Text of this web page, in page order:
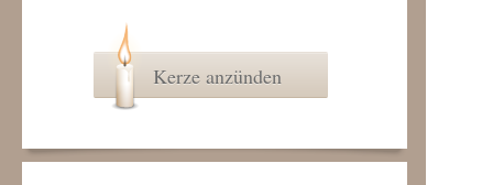
Kerze anzünden